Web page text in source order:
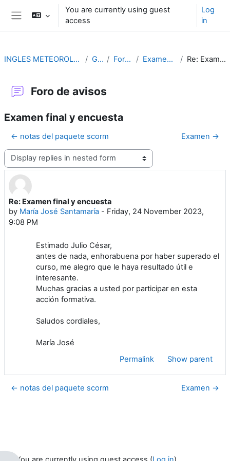
Skip to main content
You are currently using guest
access
Log
in
INGLES METEOROLÓGICO AERONAUTICO (4ª ED.) GENERAL Foro de avisos Examen final y encuesta Re: Examen final y encuesta
Foro de avisos
Examen final y encuesta
← notas del paquete scorm
Examen →
Display mode
Re: Examen final y encuesta
by María José Santamaría - Friday, 24 November 2023,
9:08 PM
Number of replies: 0
Estimado Julio César,
antes de nada, enhorabuena por haber superado el
curso, me alegro que le haya resultado útil e
interesante.
Muchas gracias a usted por participar en esta
acción formativa.
Saludos cordiales,
María José
Permalink
Show parent
← notas del paquete scorm Examen →